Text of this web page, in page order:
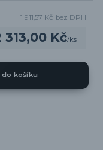
313,00 Kč/ks
1 911,57 Kč bez DPH
do košíku